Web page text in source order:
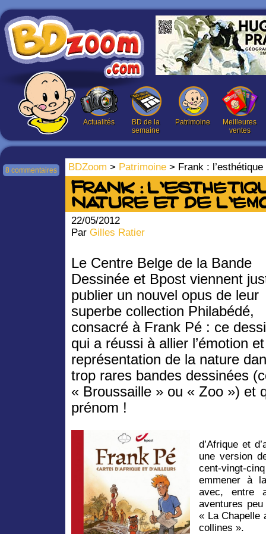
Actualités
BD de la
semaine
Patrimoine
Meilleures
ventes
BDZoom > Patrimoine > Frank :
8 commentaires
Frank :
nature et de
22/05/2012
Par Gilles Ratier
Le Centre Belge de la Bande
Dessinée et Bpost viennent
publier un nouvel opus de leur
superbe collection Philabédé,
consacré à Frank Pé : ce
qui a réussi à allier l’émotion
représentation de la nature
trop rares bandes dessinées
« Broussaille » ou « Zoo ») et
prénom !
d’Afrique et
une version
cent-vingt-
emmener à
avec, entre
aventures
« La Chapelle
collines ».